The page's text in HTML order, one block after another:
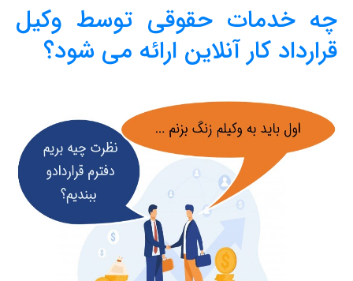
چه خدمات حقوقی توسط وکیل
قرارداد کار آنلاین ارائه می شود؟